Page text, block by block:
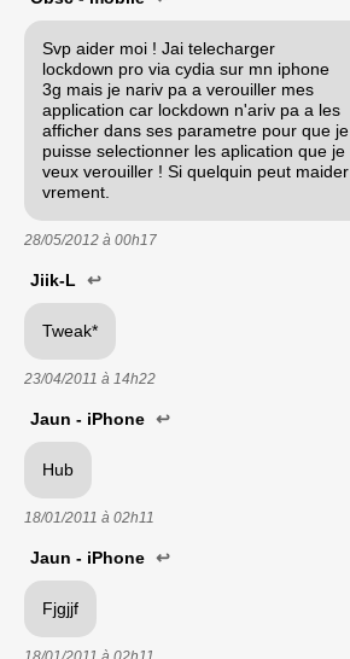
Svp aider moi ! Jai telecharger
lockdown pro via cydia sur mn iphone
3g mais je nariv pa a verouiller mes
application car lockdown n'ariv pa a les
afficher dans ses parametre pour que je
puisse selectionner les aplication que je
veux verouiller ! Si quelquin peut maider
vrement.
28/05/2012 à 00h17
Jiik-L ↩
Tweak*
23/04/2011 à 14h22
Jaun - iPhone ↩
Hub
18/01/2011 à 02h11
Jaun - iPhone ↩
Fjgjjf